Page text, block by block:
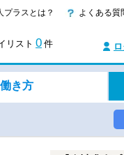
プラスとは？ よくある質
リスト 0 件
働き方